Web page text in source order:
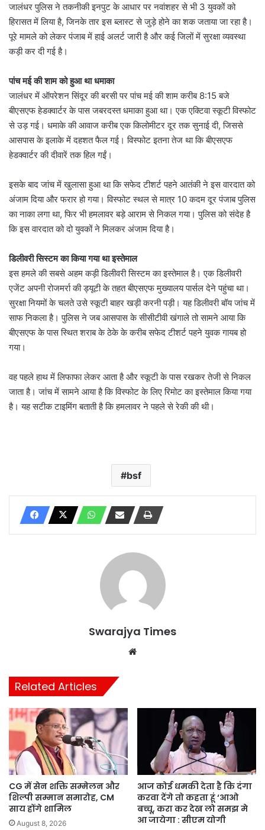
जालंधर पुलिस ने तकनीकी इनपुट के आधार पर नवांशहर से भी 3 युवकों को
हिरासत में लिया है, जिनके तार इस ब्लास्ट से जुड़े होने का शक जताया जा रहा है।
पूरे मामले को लेकर पंजाब में हाई अलर्ट जारी है और कई जिलों में सुरक्षा व्यवस्था
कड़ी कर दी गई है।
पांच मई की शाम को हुआ था धमाका
जालंधर में ऑपरेशन सिंदूर की बरसी पर पांच मई की शाम करीब 8:15 बजे
बीएसएफ हेडक्वार्टर के पास जबरदस्त धमाका हुआ था। एक एक्टिवा स्कूटी विस्फोट
से उड़ गई। धमाके की आवाज करीब एक किलोमीटर दूर तक सुनाई दी, जिससे
आसपास के इलाके में दहशत फैल गई। विस्फोट इतना तेज था कि बीएसएफ
हेडक्वार्टर की दीवारें तक हिल गईं।
इसके बाद जांच में खुलासा हुआ था कि सफेद टीशर्ट पहने आतंकी ने इस वारदात को
अंजाम दिया और फरार हो गया। विस्फोट स्थल से मात्र 10 कदम दूर पंजाब पुलिस
का नाका लगा था, फिर भी हमलावर बड़े आराम से निकल गया। पुलिस को संदेह है
कि इस वारदात को दो युवकों ने मिलकर अंजाम दिया है।
डिलीवरी सिस्टम का किया गया था इस्तेमाल
इस हमले की सबसे अहम कड़ी डिलीवरी सिस्टम का इस्तेमाल है। एक डिलीवरी
एजेंट अपनी रोजमर्रा की ड्यूटी के तहत बीएसएफ मुख्यालय पार्सल देने पहुंचा था।
सुरक्षा नियमों के चलते उसे स्कूटी बाहर खड़ी करनी पड़ी। यह डिलीवरी बॉय जांच में
साफ निकला है। पुलिस ने जब आसपास के सीसीटीवी खंगाले तो सामने आया कि
बीएसएफ के पास स्थित शराब के ठेके के करीब सफेद टीशर्ट पहने युवक गायब हो
गया।
वह पहले हाथ में लिफाफा लेकर आता है और स्कूटी के पास रखकर तेजी से निकल
जाता है। जांच में सामने आया है कि विस्फोट के लिए रिमोट का इस्तेमाल किया गया
है। यह सटीक टाइमिंग बताती है कि हमलावर ने पहले से रेकी की थी।
bsf
Swarajya Times
Related Articles
CG में सेन शक्ति सम्मेलन और
शिल्पी सम्मान समारोह, CM
साय होंगे शामिल
August 8, 2026
आज कोई धमकी देता है कि दंगा
करवा देंगे तो कहता हूं ‘आओ
बच्चू, करा कर देख लो समझ मे
आ जायेगा : सीएम योगी